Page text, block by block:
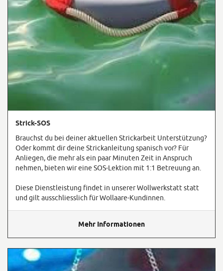
Strick-SOS
Brauchst du bei deiner aktuellen Strickarbeit Unterstützung?
Oder kommt dir deine Strickanleitung spanisch vor? Für
Anliegen, die mehr als ein paar Minuten Zeit in Anspruch
nehmen, bieten wir eine SOS-Lektion mit 1:1 Betreuung an.
Diese Dienstleistung findet in unserer Wollwerkstatt statt
und gilt ausschliesslich für Wollaare-Kundinnen.
Mehr Informationen